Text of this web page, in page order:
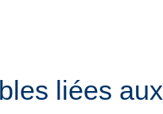
liées